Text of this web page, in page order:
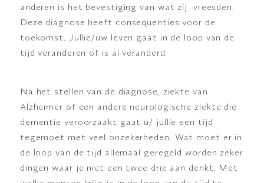
anderen is het bevestiging van wat zij vreesden.
Deze diagnose heeft consequenties voor de
toekomst. Jullie/uw leven gaat in de loop van de
tijd veranderen of is al veranderd.
Na het stellen van de diagnose, ziekte van
Alzheimer of een andere neurologische ziekte die
dementie veroorzaakt gaat u/ jullie een tijd
tegemoet met veel onzekerheden. Wat moet er in
de loop van de tijd allemaal geregeld worden zeker
dingen waar je niet een twee drie aan denkt. Met